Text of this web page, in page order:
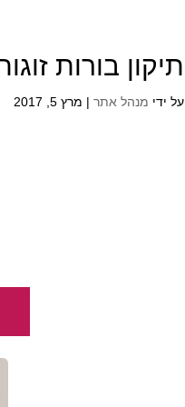
תיקון בורות זוגות
על ידי מנהל אתר| מרץ 5, 2017